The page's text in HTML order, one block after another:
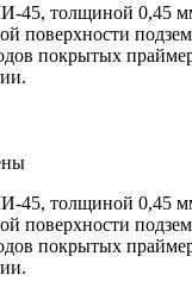
45, толщиной 0,45
поверхности
покрытых
45, толщиной 0,45
поверхности
покрытых